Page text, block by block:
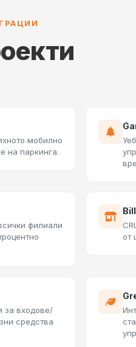
мобилно
на паркинга.
филиали
от
за входове/
средства